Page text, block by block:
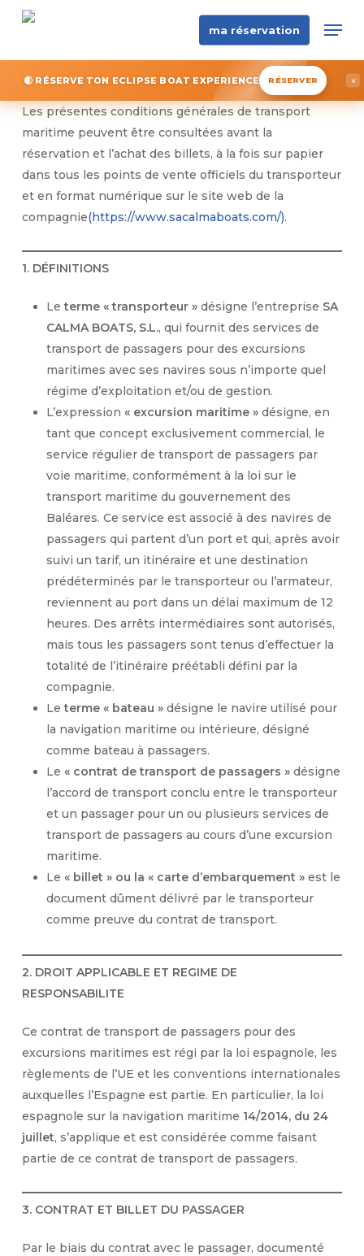
Skip
content
ma réservation
🌒 RÉSERVE TON ECLIPSE BOAT EXPERIENCE RÉSERVER ×
Les présentes conditions générales de transport
maritime peuvent être consultées avant la
réservation et l’achat des billets, à la fois sur papier
dans tous les points de vente officiels du transporteur
et en format numérique sur le site web de la
compagnie(https://www.sacalmaboats.com/).
1. DÉFINITIONS
Leterme « transporteur »désigne l’entreprise SA
CALMA BOATS, S.L., qui fournit des services de
transport de passagers pour des excursions
maritimes avec ses navires sous n’importe quel
régime d’exploitation et/ou de gestion.
L’expression « excursion maritime »désigne, en
tant que concept exclusivement commercial, le
service régulier de transport de passagers par
voie maritime, conformément à la loi sur le
transport maritime du gouvernement des
Baléares. Ce service est associé à des navires de
passagers qui partent d’un port et qui, après avoir
suivi un tarif, un itinéraire et une destination
prédéterminés par le transporteur ou l’armateur,
reviennent au port dans un délai maximum de 12
heures. Des arrêts intermédiaires sont autorisés,
mais tous les passagers sont tenus d’effectuer la
totalité de l’itinéraire préétabli défini par la
compagnie.
Leterme « bateau »désigne le navire utilisé pour
la navigation maritime ou intérieure, désigné
comme bateau à passagers.
Le « contrat de transport de passagers »désigne
l’accord de transport conclu entre le transporteur
et un passager pour un ou plusieurs services de
transport de passagers au cours d’une excursion
maritime.
Le « billet » ou la « carte d’embarquement »est le
document dûment délivré par le transporteur
comme preuve du contrat de transport.
2. DROIT APPLICABLE ET REGIME DE
RESPONSABILITE
Ce contrat de transport de passagers pour des
excursions maritimes est régi par la loi espagnole, les
règlements de l’UE et les conventions internationales
auxquelles l’Espagne est partie. En particulier, la loi
espagnole sur la navigation maritime 14/2014, du 24
juillet, s’applique et est considérée comme faisant
partie de ce contrat de transport de passagers.
3. CONTRAT ET BILLET DU PASSAGER
Par le biais du contrat avec le passager, documenté